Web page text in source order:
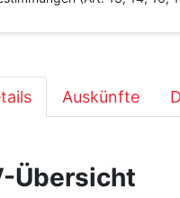
Auskünfte
Übersicht